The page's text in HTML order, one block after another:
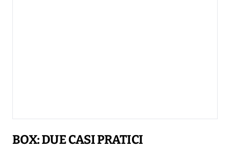
BOX: DUE CASI PRATICI